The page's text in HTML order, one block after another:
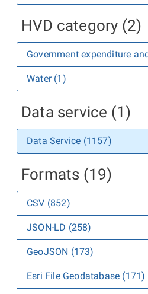
HVD category (2)
Government expenditure
Water (1)
Data service (1)
Data Service (1157)
Formats (19)
CSV (852)
JSON-LD (258)
GeoJSON (173)
Esri File Geodatabase (171)